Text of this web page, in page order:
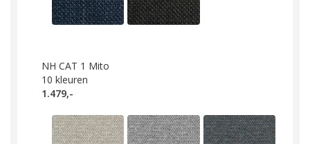
NH CAT 1 Mito
10 kleuren
1.479,-